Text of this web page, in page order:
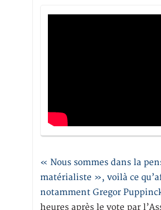
« Nous sommes dans la
matérialiste », voilà ce
notamment Gregor
heures après le vote par